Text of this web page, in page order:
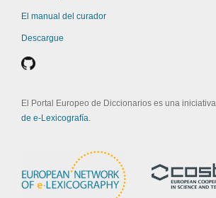
El manual del curador
Descargue
El Portal Europeo de Diccionarios es una
de e-Lexicografía.